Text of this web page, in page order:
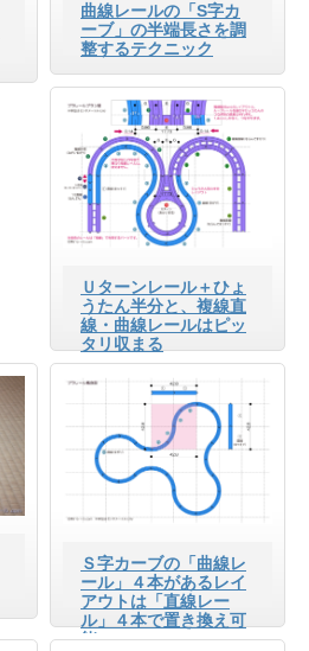
曲線レールの「S字カ
ーブ」の半端長さを調
整するテクニック
Ｕターンレール＋ひょ
うたん半分と、複線直
線・曲線レールはピッ
タリ収まる
Ｓ字カーブの「曲線レ
ール」４本があるレイ
アウトは「直線レー
ル」４本で置き換え可
能